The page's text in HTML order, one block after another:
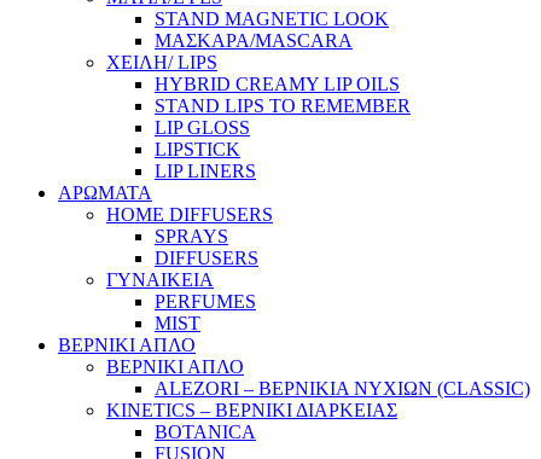
STAND MAGNETIC LOOK
ΜΑΣΚΑΡΑ/MASCARA
ΧΕΙΛΗ/ LIPS
HYBRID CREAMY LIP OILS
STAND LIPS TO REMEMBER
LIP GLOSS
LIPSTICK
LIP LINERS
ΑΡΩΜΑΤΑ
HOME DIFFUSERS
SPRAYS
DIFFUSERS
ΓΥΝΑΙΚΕΙΑ
PERFUMES
MIST
ΒΕΡΝΙΚΙ ΑΠΛΟ
ΒΕΡΝΙΚΙ ΑΠΛΟ
ALEZORI – ΒΕΡΝΙΚΙΑ ΝΥΧΙΩΝ (CLASSIC)
KINETICS – ΒΕΡΝΙΚΙ ΔΙΑΡΚΕΙΑΣ
BOTANICA
FUSION